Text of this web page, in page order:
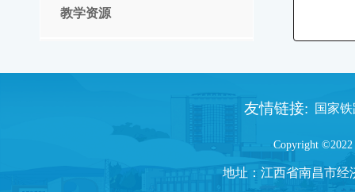
教学资源
友情链接: 国家
Copyright ©2022
地址： 江西省南昌市经